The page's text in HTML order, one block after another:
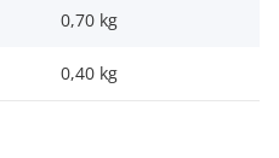
0,70 kg
0,40 kg